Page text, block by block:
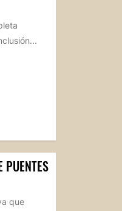
PUENTES
que